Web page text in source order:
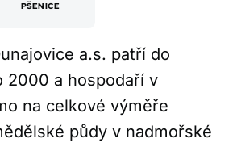
PŠENICE
a.s. patří do
2000 a hospodaří v
na celkové výměře
půdy v nadmořské